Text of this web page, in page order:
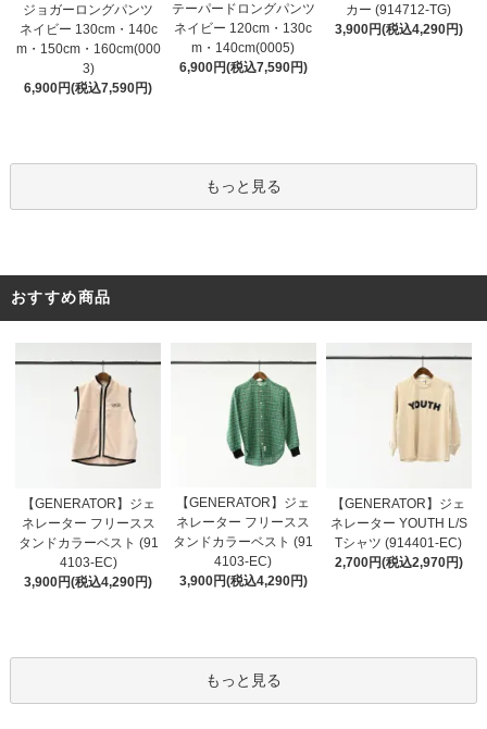
ジョガーロングパンツ
ネイビー 130cm・140c
m・150cm・160cm(000
3)
6,900円(税込7,590円)
テーパードロングパンツ
ネイビー 120cm・130c
m・140cm(0005)
6,900円(税込7,590円)
カー (914712-TG)
3,900円(税込4,290円)
もっと見る
おすすめ商品
【GENERATOR】ジェ
ネレーター フリースス
タンドカラーベスト (91
4103-EC)
3,900円(税込4,290円)
【GENERATOR】ジェ
ネレーター フリースス
タンドカラーベスト (91
4103-EC)
3,900円(税込4,290円)
【GENERATOR】ジェ
ネレーター YOUTH L/S
Tシャツ (914401-EC)
2,700円(税込2,970円)
もっと見る